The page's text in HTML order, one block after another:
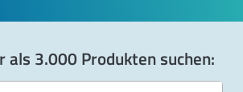
als 3.000 Produkten suchen: